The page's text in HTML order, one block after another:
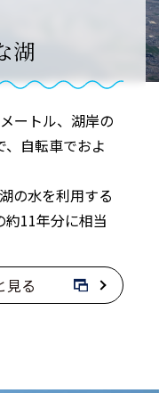
湖
ートル、湖岸の
自転車でおよ
の水を利用する
11年分に相当
見る